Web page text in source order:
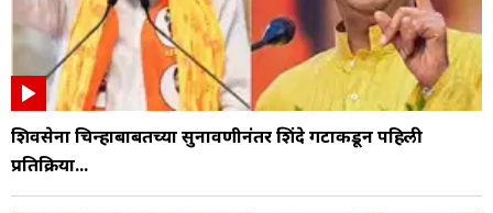
शिवसेना चिन्हाबाबतच्या सुनावणीनंतर शिंदे गटाकडून पहिली
प्रतिक्रिया...